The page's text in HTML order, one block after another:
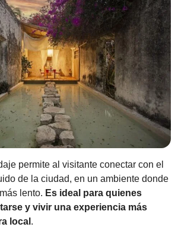
permite al visitante conectar con el
de la ciudad, en un ambiente donde
lento. Es ideal para quienes
y vivir una experiencia más
local .